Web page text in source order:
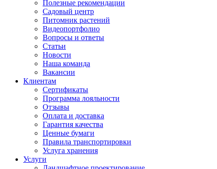
Полезные рекомендации
Садовый центр
Питомник растений
Видеопортфолио
Вопросы и ответы
Статьи
Новости
Наша команда
Вакансии
Клиентам
Сертификаты
Программа лояльности
Отзывы
Оплата и доставка
Гарантия качества
Ценные бумаги
Правила транспортировки
Услуга хранения
Услуги